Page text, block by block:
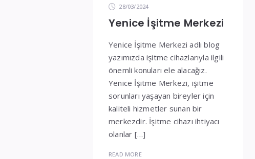
28/03/2024
Yenice İşitme Merkezi
Yenice İşitme Merkezi adlı blog
yazımızda işitme cihazlarıyla ilgili
önemli konuları ele alacağız.
Yenice İşitme Merkezi, işitme
sorunları yaşayan bireyler için
kaliteli hizmetler sunan bir
merkezdir. İşitme cihazı ihtiyacı
olanlar […]
READ MORE